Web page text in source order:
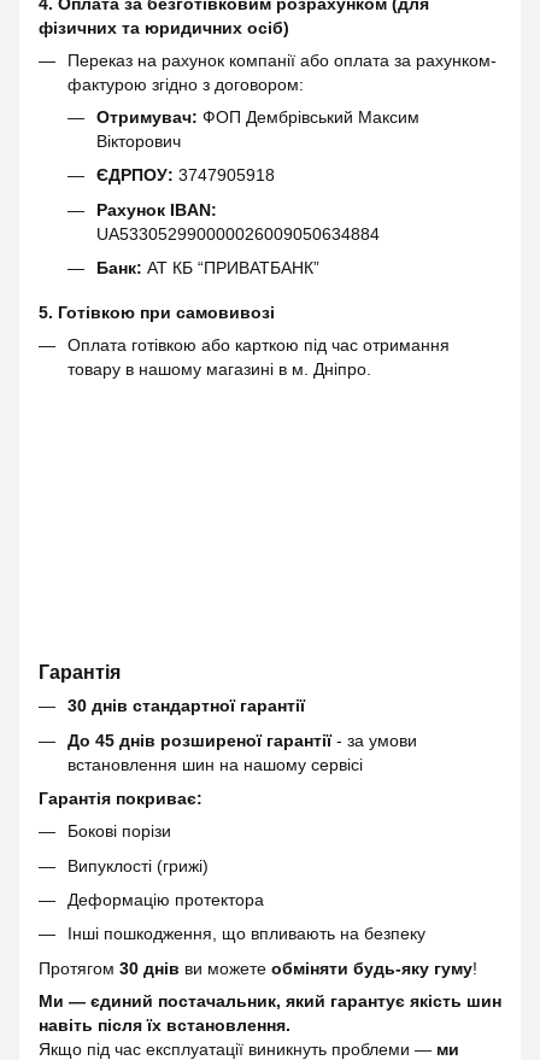
фізичних та юридичних осіб)
Переказ на рахунок компанії або оплата за рахунком-
фактурою згідно з договором:
Отримувач: ФОП Дембрівський Максим
Вікторович
ЄДРПОУ: 3747905918
Рахунок IBAN:
UA533052990000026009050634884
Банк: АТ КБ “ПРИВАТБАНК”
5. Готівкою при самовивозі
Оплата готівкою або карткою під час отримання
товару в нашому магазині в м. Дніпро.
Гарантія
30 днів стандартної гарантії
До 45 днів розширеної гарантії- за умови
встановлення шин на нашому сервісі
Гарантія покриває:
Бокові порізи
Випуклості (грижі)
Деформацію протектора
Інші пошкодження, що впливають на безпеку
Протягом 30 днів ви можете обміняти будь-яку гуму!
Ми — єдиний постачальник, який гарантує якість шин
навіть після їх встановлення.
Якщо під час експлуатації виникнуть проблеми — ми